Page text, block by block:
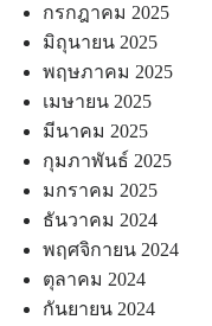
กรกฎาคม 2025
มิถุนายน 2025
พฤษภาคม 2025
เมษายน 2025
มีนาคม 2025
กุมภาพันธ์ 2025
มกราคม 2025
ธันวาคม 2024
พฤศจิกายน 2024
ตุลาคม 2024
กันยายน 2024